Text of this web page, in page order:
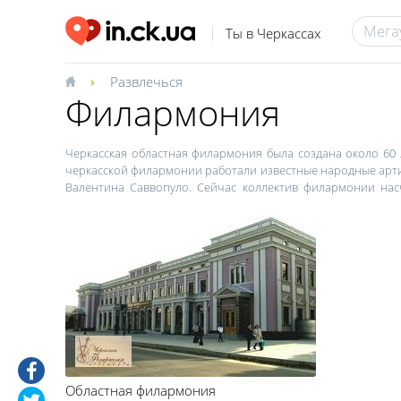
Ты в Черкассах
Развлечься
Филармония
Черкасская областная филармония была создана около
черкасской филармонии работали известные народные
Валентина Саввопуло. Сейчас коллектив филармонии
Кроме того, в Черкассах есть областная детская
популярностью у жителей и гостей города пользуются
жанра в Черкасской области. Концертные программы
постановки, выступления народных коллективов,
Областная филармония